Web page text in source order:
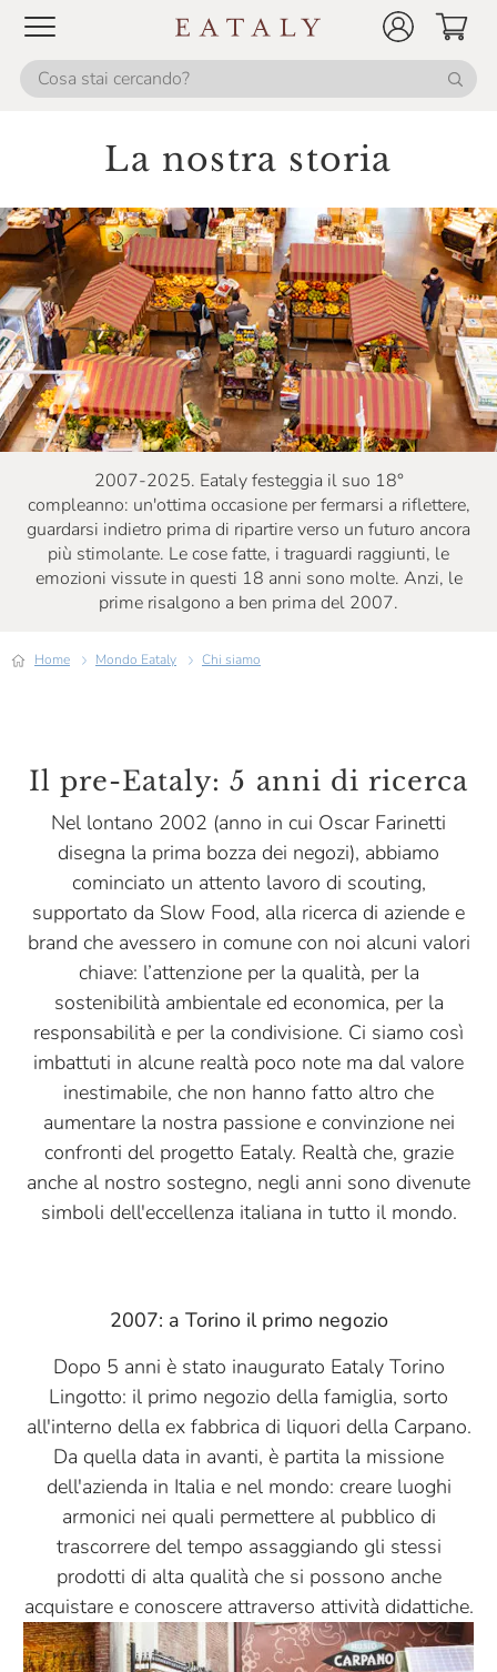
La nostra storia
2007-2025. Eataly festeggia il suo 18°
compleanno: un'ottima occasione per fermarsi a riflettere,
guardarsi indietro prima di ripartire verso un futuro ancora
più stimolante. Le cose fatte, i traguardi raggiunti, le
emozioni vissute in questi 18 anni sono molte. Anzi, le
prime risalgono a ben prima del 2007.
Home Mondo Eataly Chi siamo
Il pre-Eataly: 5 anni di ricerca
Nel lontano 2002 (anno in cui Oscar Farinetti
disegna la prima bozza dei negozi), abbiamo
cominciato un attento lavoro di scouting,
supportato da Slow Food, alla ricerca di aziende e
brand che avessero in comune con noi alcuni valori
chiave: l’attenzione per la qualità, per la
sostenibilità ambientale ed economica, per la
responsabilità e per la condivisione. Ci siamo così
imbattuti in alcune realtà poco note ma dal valore
inestimabile, che non hanno fatto altro che
aumentare la nostra passione e convinzione nei
confronti del progetto Eataly. Realtà che, grazie
anche al nostro sostegno, negli anni sono divenute
simboli dell'eccellenza italiana in tutto il mondo.
2007: a Torino il primo negozio
Dopo 5 anni è stato inaugurato Eataly Torino
Lingotto: il primo negozio della famiglia, sorto
all'interno della ex fabbrica di liquori della Carpano.
Da quella data in avanti, è partita la missione
dell'azienda in Italia e nel mondo: creare luoghi
armonici nei quali permettere al pubblico di
trascorrere del tempo assaggiando gli stessi
prodotti di alta qualità che si possono anche
acquistare e conoscere attraverso attività didattiche.